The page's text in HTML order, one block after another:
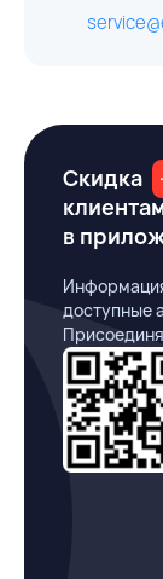
Скидка
в
доступные